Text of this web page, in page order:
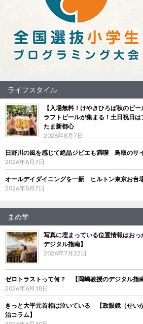
ライフスタイル
【入場無料！けやきひろば秋のビ
ラフトビールが集まる！土日祝日
たま新都心
2026年8月7日
日野川の風を感じて絶品ジビエも満喫 鳥取のサ
2026年8月7日
オールデイダイニングを一新 ヒルトン東京お台
2026年8月7日
まめ学
写真に埋まっている位置情報はお
デジタル指南】
2026年7月22日
ゼロトラストって何？ 【岡嶋教授のデジタル指南
2026年6月18日
きっと大平元首相は泣いている 【政眼鏡（せい
治コラム】